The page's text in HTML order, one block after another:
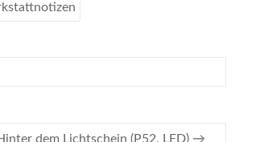
dem Lichtschein (P52, LED) →